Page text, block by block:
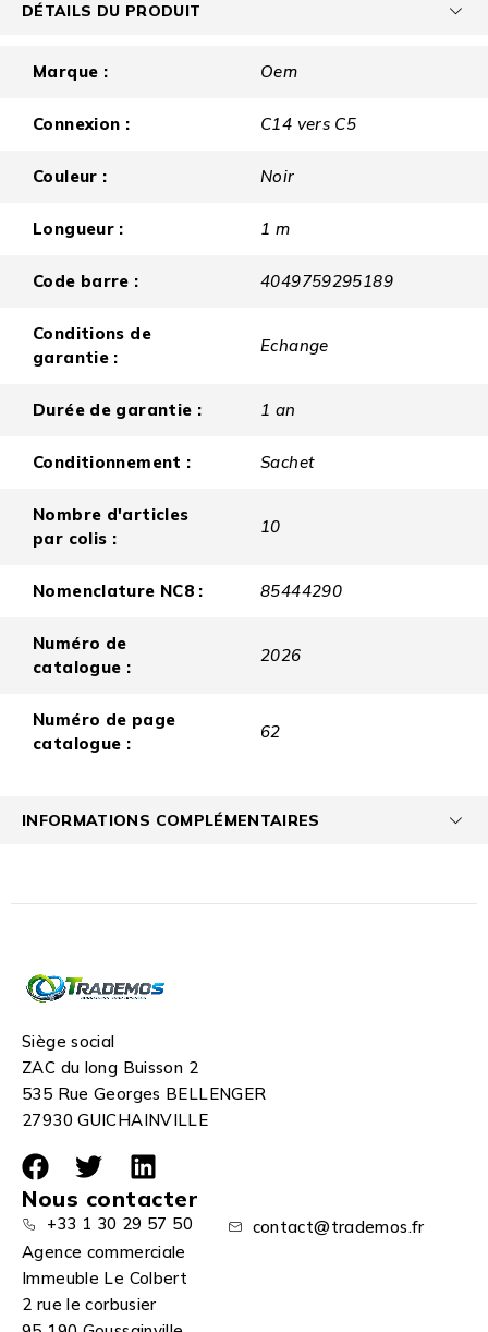
DÉTAILS DU PRODUIT
Marque : Oem
Connexion : C14 vers C5
Couleur : Noir
Longueur : 1 m
Code barre : 4049759295189
Conditions de
garantie :
Echange
Durée de garantie : 1 an
Conditionnement : Sachet
Nombre d'articles
par colis :
10
Nomenclature NC8 : 85444290
Numéro de
catalogue :
2026
Numéro de page
catalogue :
62
INFORMATIONS COMPLÉMENTAIRES
Siège social
ZAC du long Buisson 2
535 Rue Georges BELLENGER
27930 GUICHAINVILLE
Nous contacter
+33 1 30 29 57 50
contact@trademos.fr
Agence commerciale
Immeuble Le Colbert
2 rue le corbusier